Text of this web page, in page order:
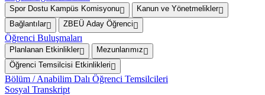
Spor Dostu Kampüs Komisyonu
Kanun ve Yönetmelikler
Bağlantılar
ZBEÜ Aday Öğrenci
Öğrenci Buluşmaları
Planlanan Etkinlikler
Mezunlarımız
Öğrenci Temsilcisi Etkinlikleri
Bölüm / Anabilim Dalı Öğrenci Temsilcileri
Sosyal Transkript